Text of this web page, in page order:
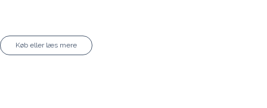
Køb eller læs mere